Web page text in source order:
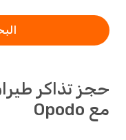
حجز تذاكر
مع Opodo